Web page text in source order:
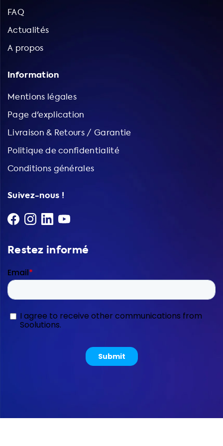
FAQ
Actualités
A propos
Information
Mentions légales
Page d'explication
Livraison & Retours / Garantie
Politique de confidentialité
Conditions générales
Suivez-nous !
Restez informé